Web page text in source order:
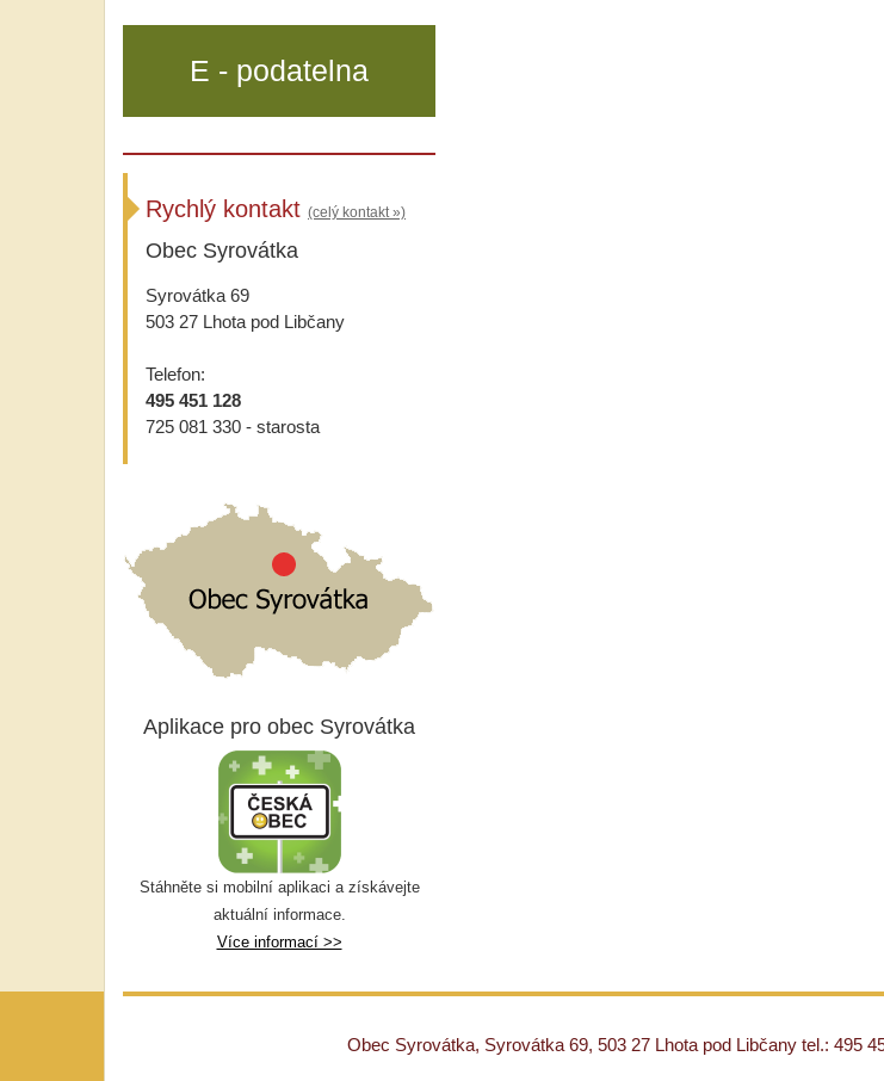
E - podatelna
Rychlý kontakt (celý kontakt »)
Obec Syrovátka
Syrovátka 69
503 27 Lhota pod Libčany
Telefon:
495 451 128
725 081 330 - starosta
Aplikace pro obec Syrovátka
Stáhněte si mobilní aplikaci a získávejte
aktuální informace.
Více informací >>
Obec Syrovátka, Syrovátka 69, 503 27 Lhota pod Libčany tel.: 495